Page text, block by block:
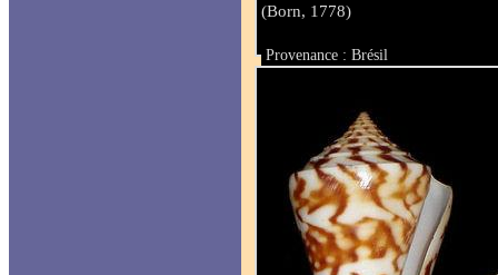
(Born, 1778)
Provenance : Brésil
Taille : 63 mm